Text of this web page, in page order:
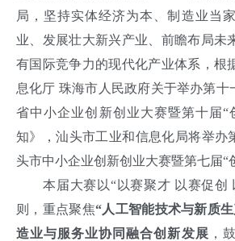
局，坚持实体经济为本、制造业当
业、发展壮大新兴产业、前瞻布局未
有国际竞争力的现代化产业体系，根
息化厅 珠海市人民政府关于举办第十
省中小企业创新创业大赛暨第十届“
知》，汕头市工业和信息化局将举办
头市中小企业创新创业大赛暨第七届“
本届大赛以“以赛聚才 以赛促创
则，重点聚焦“人工智能技术与新质
造业与服务业协同融合创新发展 ，